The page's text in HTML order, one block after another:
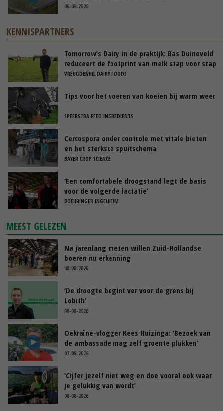
06-08-2026
KENNISPARTNERS
Tomorrow’s Dairy in de praktijk: Bas Duineveld
reduceert de footprint van melk stap voor stap
VREUGDENHIL DAIRY FOODS
Tips voor het voeren van koeien bij warm weer
SPEERSTRA FEED INGREDIENTS
Cercospora onder controle met vitale bieten
en het sterkste spuitschema
BAYER CROP SCIENCE
‘Een comfortabele droogstand legt de basis
voor de volgende lactatie’
BOEHRINGER INGELHEIM
MEEST GELEZEN
Na jarenlang meten willen Zuid-Hollandse
boeren nu erkenning
08-08-2026
‘De droogte begint ver voor de grens bij
Lobith’
08-08-2026
Oekraïne-vlogger Kees Huizinga: ‘Bezoek van
de ambassade mag zelf groente plukken’
07-08-2026
‘Cijfer jezelf niet weg en doe vooral ook waar
je gelukkig van wordt’
08-08-2026